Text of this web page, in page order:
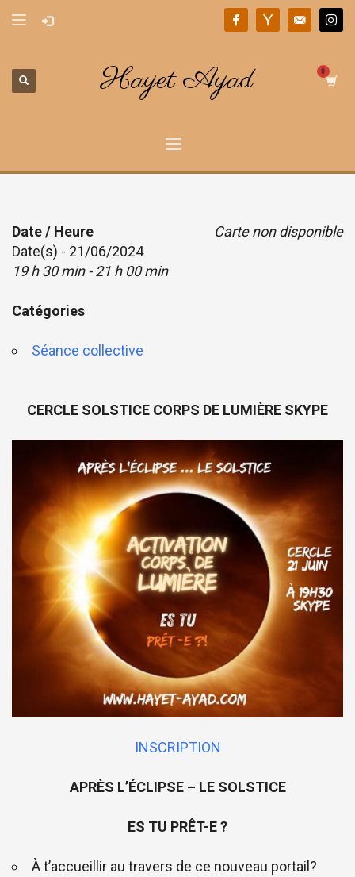
Hayet Ayad
Carte non disponible
Date / Heure
Date(s) - 21/06/2024
19 h 30 min - 21 h 00 min
Catégories
Séance collective
CERCLE SOLSTICE CORPS DE LUMIÈRE SKYPE
INSCRIPTION
APRÈS L’ÉCLIPSE – LE SOLSTICE
ES TU PRÊT-E ?
À t’accueillir au travers de ce nouveau portail?